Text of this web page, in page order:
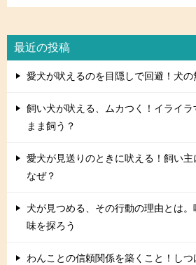
最近の投稿
愛犬が吠えるのを目隠しで回避！犬の
飼い犬が吠える、ムカつく！イライ
まま飼う？
愛犬が見送りのときに吠える！飼い
なぜ？
犬が見つめる、その行動の理由とは
味を探ろう
わんことの信頼関係を築くこと！し